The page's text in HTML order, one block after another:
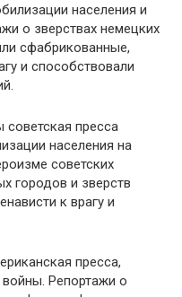
населения и
о зверствах немецких
сфабрикованные,
и способствовали
пресса
населения на
советских
городов и зверств
к врагу и
пресса,
войны. Репортажи о